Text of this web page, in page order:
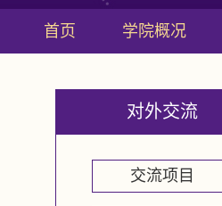
首页 学院概况
对外交流
交流项目